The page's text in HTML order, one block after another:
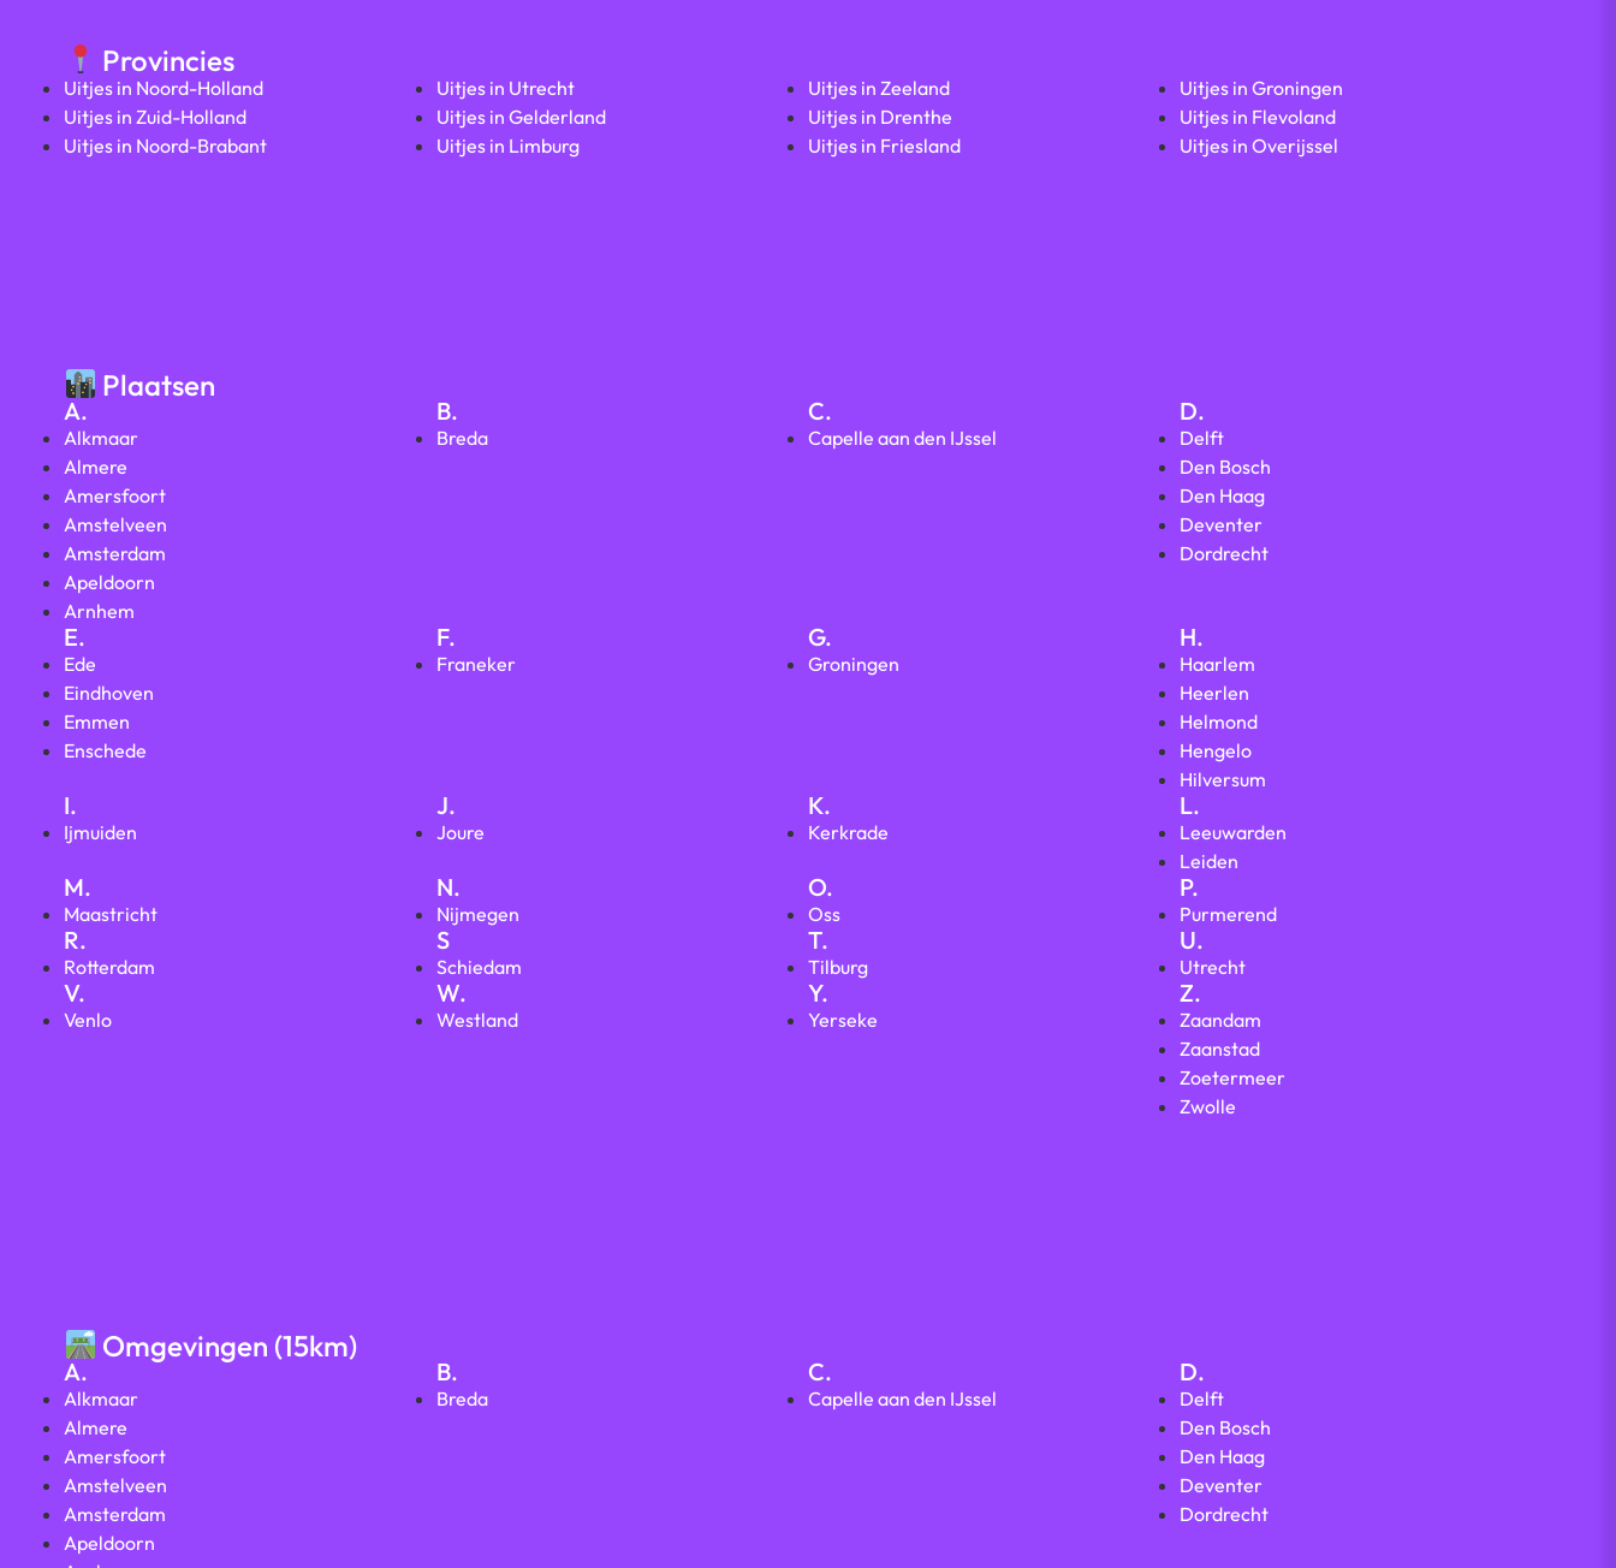
Provincies
Uitjes in Noord-Holland
Uitjes in Zuid-Holland
Uitjes in Noord-Brabant
Uitjes in Utrecht
Uitjes in Gelderland
Uitjes in Limburg
Uitjes in Zeeland
Uitjes in Drenthe
Uitjes in Friesland
Uitjes in Groningen
Uitjes in Flevoland
Uitjes in Overijssel
Plaatsen
A.
Alkmaar
Almere
Amersfoort
Amstelveen
Amsterdam
Apeldoorn
Arnhem
B.
Breda
C.
Capelle aan den IJssel
D.
Delft
Den Bosch
Den Haag
Deventer
Dordrecht
E.
Ede
Eindhoven
Emmen
Enschede
F.
Franeker
G.
Groningen
H.
Haarlem
Heerlen
Helmond
Hengelo
Hilversum
I.
Ijmuiden
J.
Joure
K.
Kerkrade
L.
Leeuwarden
Leiden
M.
Maastricht
N.
Nijmegen
O.
Oss
P.
Purmerend
R.
Rotterdam
S
Schiedam
T.
Tilburg
U.
Utrecht
V.
Venlo
W.
Westland
Y.
Yerseke
Z.
Zaandam
Zaanstad
Zoetermeer
Zwolle
Omgevingen (15km)
A.
Alkmaar
Almere
Amersfoort
Amstelveen
Amsterdam
Apeldoorn
B.
Breda
C.
Capelle aan den IJssel
D.
Delft
Den Bosch
Den Haag
Deventer
Dordrecht